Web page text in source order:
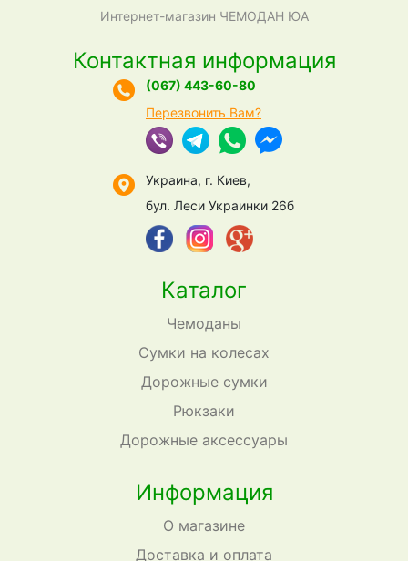
Интернет-магазин ЧЕМОДАН ЮА
Каталог
Чемоданы
Сумки на колесах
Дорожные сумки
Рюкзаки
Дорожные аксессуары
Информация
О магазине
Доставка и оплата
Контактная информация
(067) 443-60-80
Перезвонить Вам?
Украина, г. Киев,
бул. Леси Украинки 26б